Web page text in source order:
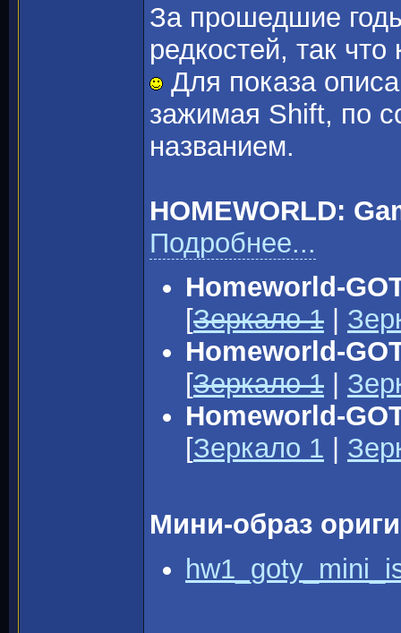
За прошедшие
редкостей, так
Для показа
зажимая Shift, по
названием.
HOMEWORLD:
Подробнее...
Homeworld-
[Зеркало 1
Homeworld-
[Зеркало 1
Homeworld-
[Зеркало 1
Мини-образ